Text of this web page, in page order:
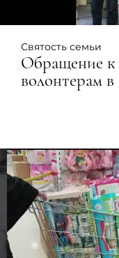
Святость семьи
Обращение к
волонтерам в
сентября.